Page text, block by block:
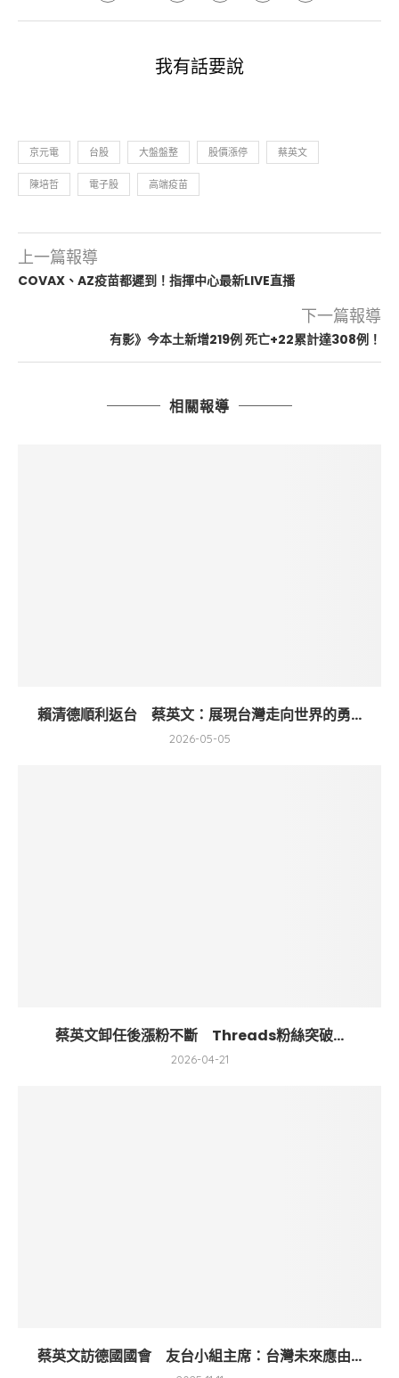
我有話要說
京元電 台股 大盤盤整 股價漲停 蔡英文
陳培哲 電子股 高端疫苗
上一篇報導
COVAX、AZ疫苗都遲到！指揮中心最新LIVE直播
下一篇報導
有影》今本土新增219例 死亡+22累計達308例！
相關報導
賴清德順利返台 蔡英文：展現台灣走向世界的勇...
2026-05-05
蔡英文卸任後漲粉不斷 Threads粉絲突破...
2026-04-21
蔡英文訪德國國會 友台小組主席：台灣未來應由...